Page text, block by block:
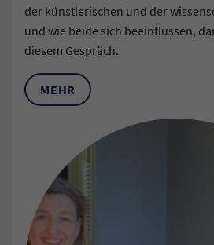
der künstlerischen und der
und wie beide sich beeinflussen,
diesem Gespräch.
MEHR